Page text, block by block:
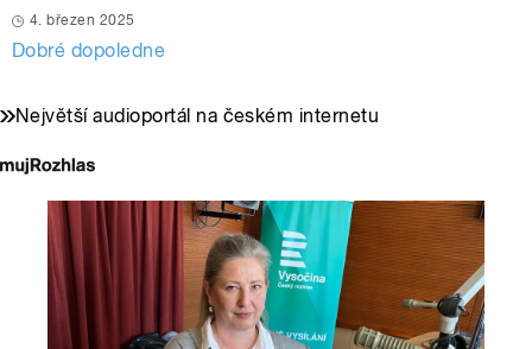
4. březen 2025
Dobré dopoledne
Největší audioportál na českém internetu